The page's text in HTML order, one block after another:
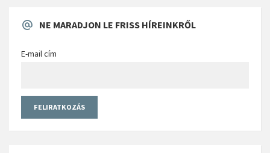
NE MARADJON LE FRISS HÍREINKRŐL
E-mail cím